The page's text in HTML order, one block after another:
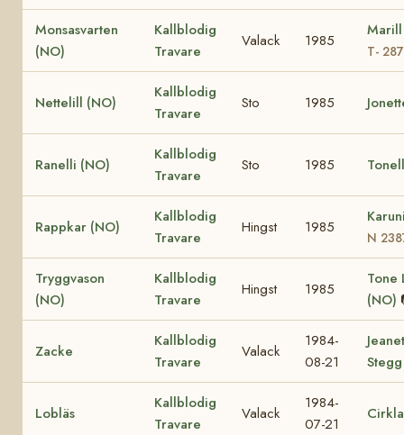
Monsasvarten
(NO)
Kallblodig
Travare
Valack 1985
T-
Nettelill (NO)
Kallblodig
Travare
Sto 1985
Ranelli (NO)
Kallblodig
Travare
Sto 1985
Rappkar (NO)
Kallblodig
Travare
Hingst 1985
N
Tryggvason
(NO)
Kallblodig
Travare
Hingst 1985
Tone
(NO)
Zacke
Kallblodig
Travare
Valack
1984-
08-21
Stegg
Lobläs
Kallblodig
Travare
Valack
1984-
07-21
Cirkla